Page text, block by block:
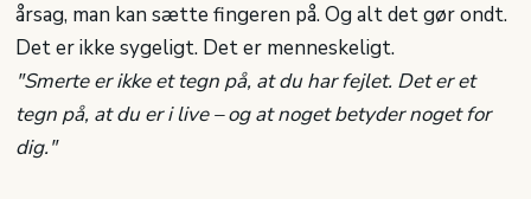
årsag, man kan sætte fingeren på. Og alt det gør ondt.
Det er ikke sygeligt. Det er menneskeligt.
"Smerte er ikke et tegn på, at du har fejlet. Det er et
tegn på, at du er i live – og at noget betyder noget for
dig."